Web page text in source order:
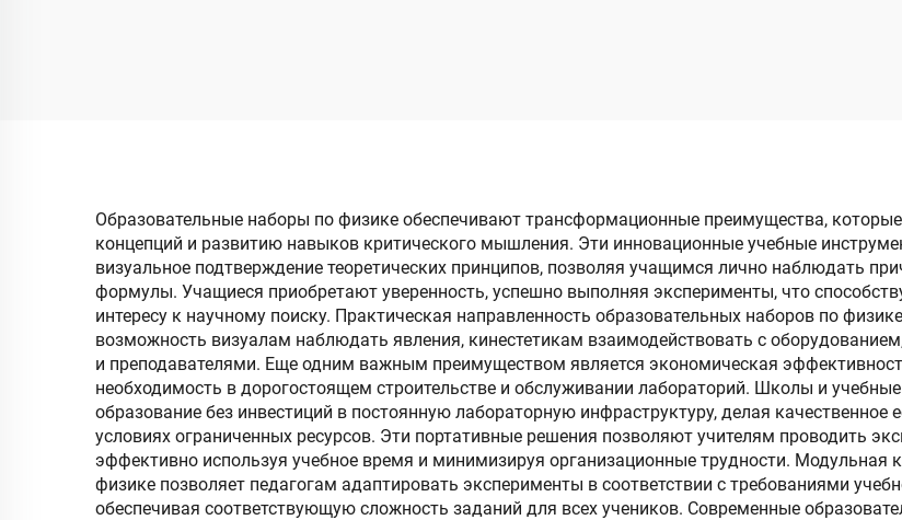
Образовательные наборы по физике обеспечивают трансформационные преимущества,
концепций и развитию навыков критического мышления. Эти инновационные учебные
визуальное подтверждение теоретических принципов, позволяя учащимся лично наблюдать
формулы. Учащиеся приобретают уверенность, успешно выполняя эксперименты, что
интересу к научному поиску. Практическая направленность образовательных наборов по
возможность визуалам наблюдать явления, кинестетикам взаимодействовать с
и преподавателями. Еще одним важным преимуществом является экономическая
необходимость в дорогостоящем строительстве и обслуживании лабораторий. Школы и
образование без инвестиций в постоянную лабораторную инфраструктуру, делая
условиях ограниченных ресурсов. Эти портативные решения позволяют учителям проводить
эффективно используя учебное время и минимизируя организационные трудности. Модульная
физике позволяет педагогам адаптировать эксперименты в соответствии с требованиями
обеспечивая соответствующую сложность заданий для всех учеников. Современные